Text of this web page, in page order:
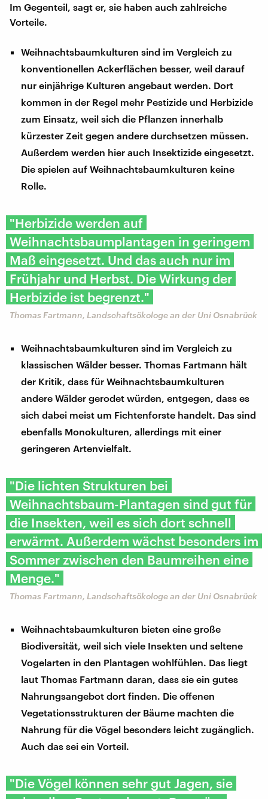
Im Gegenteil, sagt er, sie haben auch zahlreiche
Vorteile.
Weihnachtsbaumkulturen sind im Vergleich zu
konventionellen Ackerflächen besser, weil darauf
nur einjährige Kulturen angebaut werden. Dort
kommen in der Regel mehr Pestizide und Herbizide
zum Einsatz, weil sich die Pflanzen innerhalb
kürzester Zeit gegen andere durchsetzen müssen.
Außerdem werden hier auch Insektizide eingesetzt.
Die spielen auf Weihnachtsbaumkulturen keine
Rolle.
"Herbizide werden auf
Weihnachtsbaumplantagen in geringem
Maß eingesetzt. Und das auch nur im
Frühjahr und Herbst. Die Wirkung der
Herbizide ist begrenzt."
Thomas Fartmann, Landschaftsökologe an der Uni Osnabrück
Weihnachtsbaumkulturen sind im Vergleich zu
klassischen Wälder besser. Thomas Fartmann hält
der Kritik, dass für Weihnachtsbaumkulturen
andere Wälder gerodet würden, entgegen, dass es
sich dabei meist um Fichtenforste handelt. Das sind
ebenfalls Monokulturen, allerdings mit einer
geringeren Artenvielfalt.
"Die lichten Strukturen bei
Weihnachtsbaum-Plantagen sind gut für
die Insekten, weil es sich dort schnell
erwärmt. Außerdem wächst besonders im
Sommer zwischen den Baumreihen eine
Menge."
Thomas Fartmann, Landschaftsökologe an der Uni Osnabrück
Weihnachtsbaumkulturen bieten eine große
Biodiversität, weil sich viele Insekten und seltene
Vogelarten in den Plantagen wohlfühlen. Das liegt
laut Thomas Fartmann daran, dass sie ein gutes
Nahrungsangebot dort finden. Die offenen
Vegetationsstrukturen der Bäume machten die
Nahrung für die Vögel besonders leicht zugänglich.
Auch das sei ein Vorteil.
"Die Vögel können sehr gut Jagen, sie